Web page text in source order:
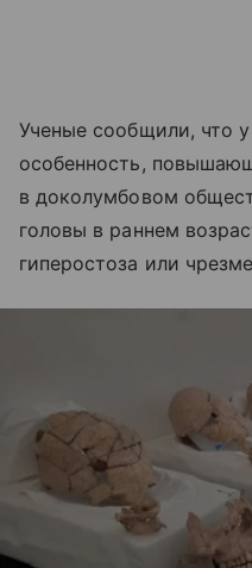
Ученые сообщили, что
особенность,
в доколумбовом
головы в раннем
гиперостоза или